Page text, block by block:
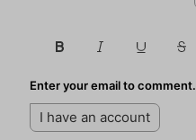
Enter your email to comment.
I have an account